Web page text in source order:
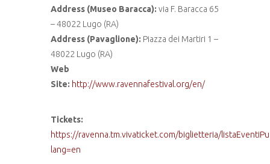
Address (Museo Baracca): via F. Baracca 65
– 48022 Lugo (RA)
Address (Pavaglione): Piazza dei Martiri 1 –
48022 Lugo (RA)
Web
Site: http://www.ravennafestival.org/en/
Tickets:
https://ravenna.tm.vivaticket.com/biglietteria/
lang=en